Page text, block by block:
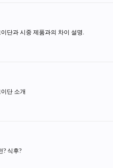
단과 시중 제품과의 차이 설명.
단 소개
? 식후?